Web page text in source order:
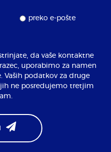
preko e-pošte
da vaše kontaktne
uporabimo za namen
Vaših podatkov za druge
ne posredujemo tretjim